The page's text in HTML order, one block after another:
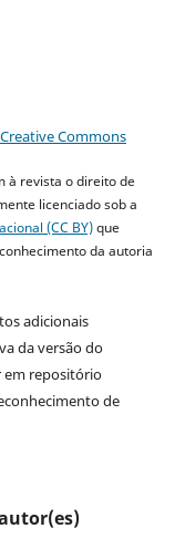
Creative Commons
à revista o direito de
licenciado sob a
(CC BY)que
da autoria
adicionais
da versão do
em repositório
de